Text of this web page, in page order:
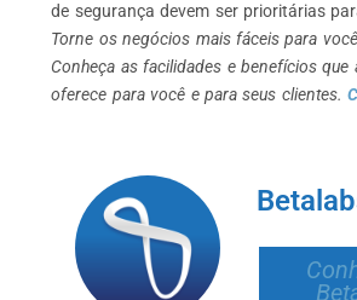
de segurança devem ser prioritárias
Torne os negócios mais fáceis para
Conheça as facilidades e benefícios
oferece para você e para seus clientes.